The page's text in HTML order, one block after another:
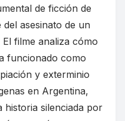
de ficción de
asesinato de un
filme analiza cómo
funcionado como
y exterminio
en Argentina,
historia silenciada por